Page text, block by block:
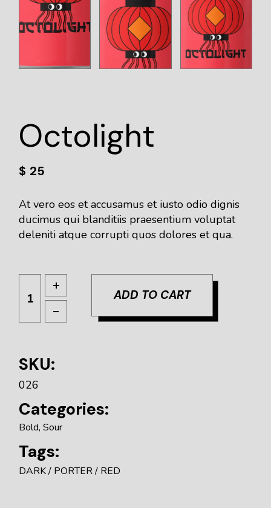
Octolight
$ 25
At vero eos et accusamus et iusto odio dignis
ducimus qui blanditiis praesentium voluptat
deleniti atque corrupti quos dolores et qua.
ADD TO CART
SKU:
026
Categories:
Bold,Sour
Tags:
DARK PORTER RED